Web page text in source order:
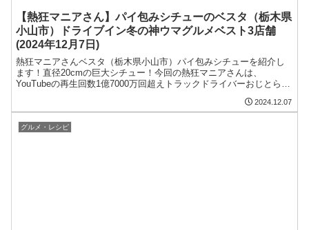
【熱狂マニアさん】パイ包みシチューのベスタ（栃木県
小山市）ドライブイン冬の神ウマグルメベスト3店舗
(2024年12月7日)
熱狂マニアさんベスタ（栃木県小山市）パイ包みシチューを紹介し
ます！直径20cmの巨大シチュー！今回の熱狂マニアさんは、
YouTubeの再生回数1億7000万回超えトラックドライバーおじとらと
2024.12.07
グルメ・レシピ